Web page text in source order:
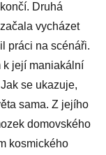
Druhá
vycházet
práci na scénáři.
k její maniakální
se ukazuje,
sama. Z jejího
domovského
kosmického